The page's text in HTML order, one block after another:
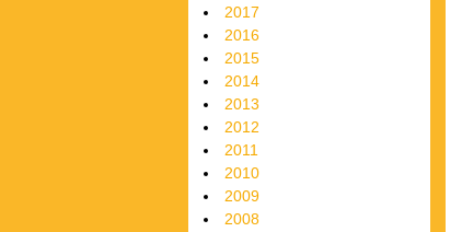
2017
2016
2015
2014
2013
2012
2011
2010
2009
2008